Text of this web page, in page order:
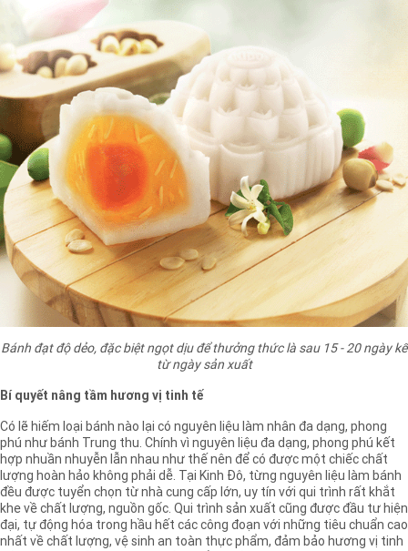
Bánh đạt độ dẻo, đặc biệt ngọt dịu để thưởng thức là sau 15 - 20 ngày kể
từ ngày sản xuất
Bí quyết nâng tầm hương vị tinh tế
Có lẽ hiếm loại bánh nào lại có nguyên liệu làm nhân đa dạng, phong
phú như bánh Trung thu. Chính vì nguyên liệu đa dạng, phong phú kết
hợp nhuần nhuyễn lẫn nhau như thế nên để có được một chiếc chất
lượng hoàn hảo không phải dễ. Tại Kinh Đô, từng nguyên liệu làm bánh
đều được tuyển chọn từ nhà cung cấp lớn, uy tín với qui trình rất khắt
khe về chất lượng, nguồn gốc. Qui trình sản xuất cũng được đầu tư hiện
đại, tự động hóa trong hầu hết các công đoạn với những tiêu chuẩn cao
nhất về chất lượng, vệ sinh an toàn thực phẩm, đảm bảo hương vị tinh